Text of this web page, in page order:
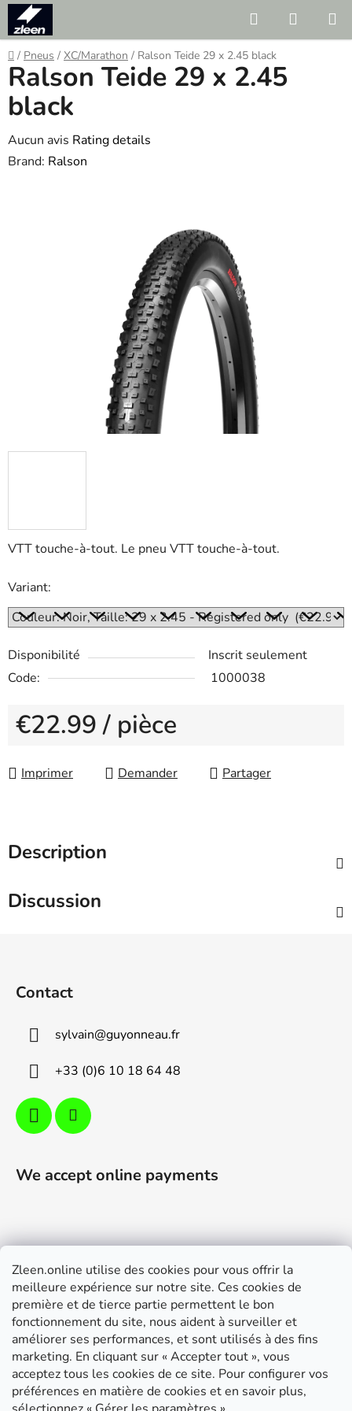
Zleen.online utilise des cookies pour vous offrir la
meilleure expérience sur notre site. Ces cookies de
première et de tierce partie permettent le bon
fonctionnement du site, nous aident à surveiller et
améliorer ses performances, et sont utilisés à des fins
marketing. En cliquant sur « Accepter tout », vous
acceptez tous les cookies de ce site. Pour configurer vos
préférences en matière de cookies et en savoir plus,
Skip
content
Search
CART
Home
/ Pneus / XC/Marathon / Ralson Teide 29 x 2.45 black
VTT touche-à-tout. Le pneu VTT touche-à-tout.
Variant:
Disponibilité
Inscrit seulement
Code:
1000038
€22.99/ pièce
Imprimer
Demander Partager
Ralson Teide 29 x 2.45
black
The
average
Aucun avis Rating details
Brand: Ralson
Description
Discussion
Contact
sylvain@guyonneau.fr
+33 (0)6 10 18 64 48
We accept online payments
Support
Modalités de livraison et paiement
Conditions générales de ventes
RGPD
Instructions de montage